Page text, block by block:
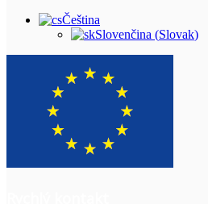
Čeština
Slovenčina (Slovak)